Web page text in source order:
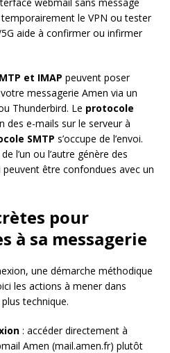
temporairement le VPN ou tester
aide à confirmer ou infirmer
et IMAP peuvent poser
messagerie Amen via un
Thunderbird. Le protocole
des e-mails sur le serveur à
SMTP s’occupe de l’envoi.
l’un ou l’autre génère des
être confondues avec un
pour
à sa messagerie
une démarche méthodique
les actions à mener dans
technique.
: accéder directement à
Amen (mail.amen.fr) plutôt